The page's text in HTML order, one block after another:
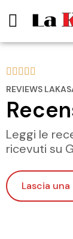
    
REVIEWS
Leggi le
ricevuti su
Lascia